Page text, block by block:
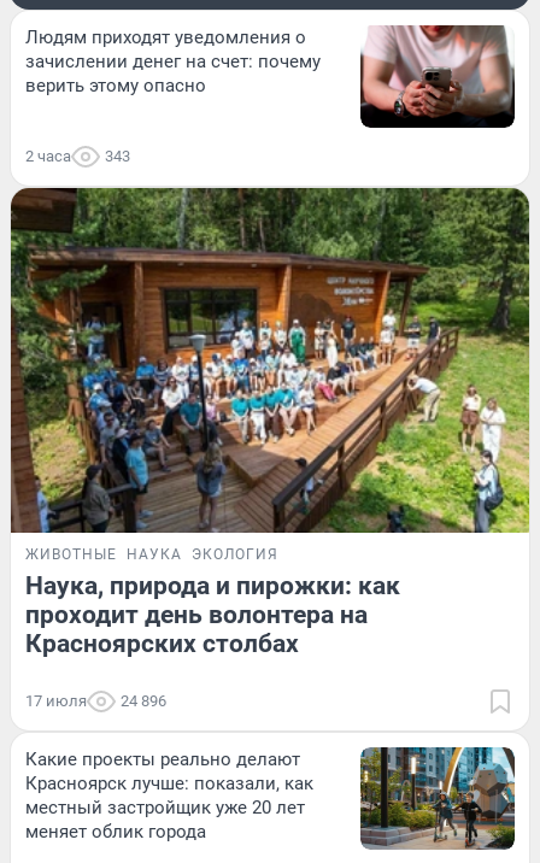
Людям приходят уведомления о
зачислении денег на счет: почему
верить этому опасно
2 часа 343
ЖИВОТНЫЕ НАУКА ЭКОЛОГИЯ
Наука, природа и пирожки: как
проходит день волонтера на
Красноярских столбах
17 июля 24 896
Какие проекты реально делают
Красноярск лучше: показали, как
местный застройщик уже 20 лет
меняет облик города